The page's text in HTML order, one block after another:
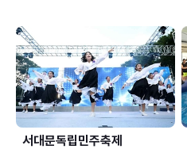
서대문독립민주축제